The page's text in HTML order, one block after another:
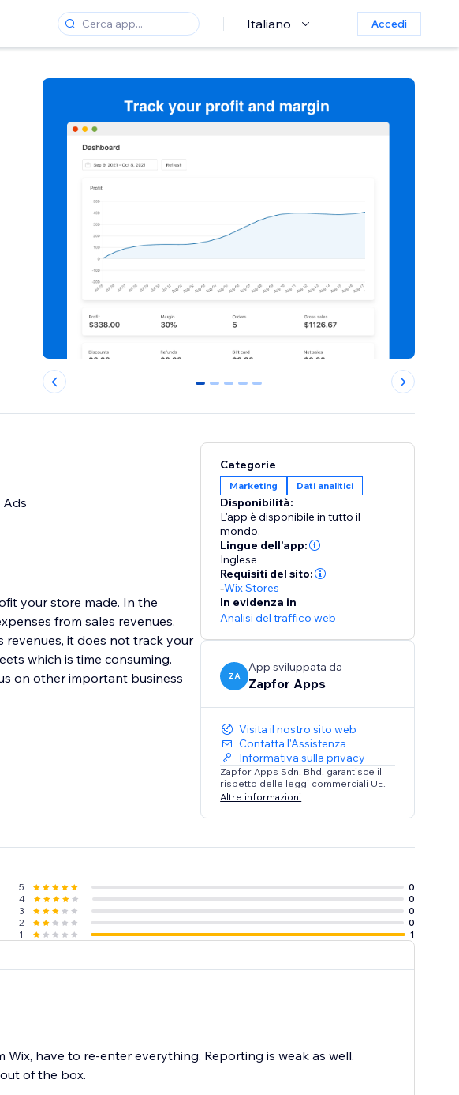
Italiano Accedi
0 1 2 3 4
Ads
your store made. In the
from sales revenues.
revenues, it does not track your
which is time consuming.
on other important business
Categorie
Marketing Dati analitici
Disponibilità:
L'app è disponibile in tutto il
mondo.
Lingue dell'app:
Inglese
Requisiti del sito:
-Wix Stores
In evidenza in
Analisi del traffico web
ZA
App sviluppata da
Zapfor Apps
Visita il nostro sito web
Contatta l'Assistenza
Informativa sulla privacy
Zapfor Apps Sdn. Bhd. garantisce il
rispetto delle leggi commerciali UE.
Altre informazioni
5
0
4
0
3
0
2
0
1
1
have to re-enter everything. Reporting is weak as well.
of the box.